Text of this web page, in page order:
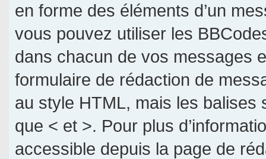
en forme des éléments d’un
vous pouvez utiliser les
dans chacun de vos messages
formulaire de rédaction de
au style HTML, mais les
que < et >. Pour plus
accessible depuis la page de